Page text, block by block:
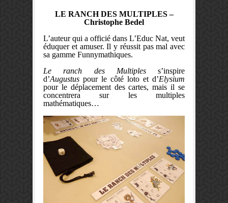
LE RANCH DES MULTIPLES –
Christophe Bedel
L’auteur qui a officié dans L’Educ Nat, veut
éduquer et amuser. Il y réussit pas mal avec
sa gamme Funnymathiques.
Le ranch des Multipless’inspire
d’Augustus pour le côté loto et d’Elysium
pour le déplacement des cartes, mais il se
concentrera sur les multiples
mathématiques…